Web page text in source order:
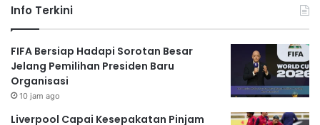
Info Terkini
FIFA Bersiap Hadapi Sorotan Besar
Jelang Pemilihan Presiden Baru
Organisasi
10 jam ago
Liverpool Capai Kesepakatan Pinjam